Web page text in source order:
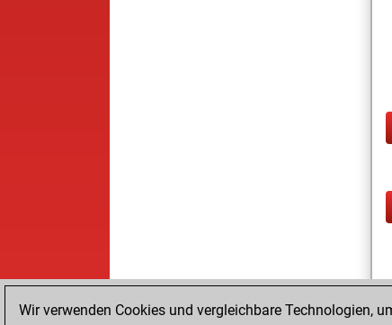
Wir verwenden Cookies und vergleichbare Technologien,